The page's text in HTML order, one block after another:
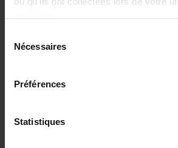
Nécessaires
Préférences
Statistiques
Digital
completely